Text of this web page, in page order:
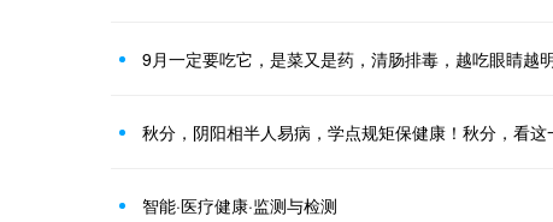
9月一定要吃它，是菜又是药，清肠排毒，越吃眼睛越
秋分，阴阳相半人易病，学点规矩保健康！秋分，看这
智能·医疗健康·监测与检测